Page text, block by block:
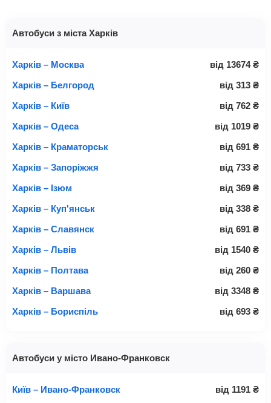
Автобуси з міста Харків
Харків – Москва від 13674 ₴
Харків – Белгород
від 313 ₴
Харків – Київ
від 762 ₴
Харків – Одеса
від 1019 ₴
Харків – Краматорськ
від 691 ₴
Харків – Запоріжжя
від 733 ₴
Харків – Ізюм
від 369 ₴
Харків – Куп'янськ
від 338 ₴
Харків – Славянск
від 691 ₴
Харків – Львів
від 1540 ₴
Харків – Полтава
від 260 ₴
Харків – Варшава
від 3348 ₴
Харків – Бориспіль
від 693 ₴
Автобуси у місто Ивано-Франковск
Київ – Ивано-Франковск від 1191 ₴